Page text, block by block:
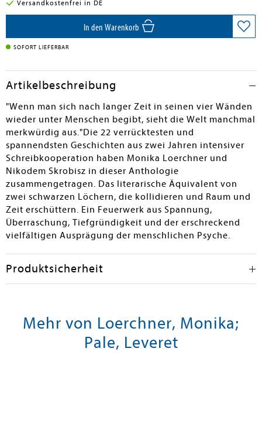
Versandkostenfrei in DE
In den Warenkorb
SOFORT LIEFERBAR
Artikelbeschreibung
"Wenn man sich nach langer Zeit in seinen vier Wänden
wieder unter Menschen begibt, sieht die Welt manchmal
merkwürdig aus."Die 22 verrücktesten und
spannendsten Geschichten aus zwei Jahren intensiver
Schreibkooperation haben Monika Loerchner und
Nikodem Skrobisz in dieser Anthologie
zusammengetragen. Das literarische Äquivalent von
zwei schwarzen Löchern, die kollidieren und Raum und
Zeit erschüttern. Ein Feuerwerk aus Spannung,
Überraschung, Tiefgründigkeit und der erschreckend
vielfältigen Ausprägung der menschlichen Psyche.
Produktsicherheit
Mehr von Loerchner, Monika;
Pale, Leveret